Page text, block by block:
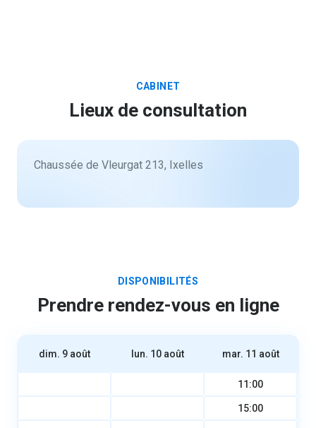
CABINET
Lieux de consultation
Chaussée de Vleurgat 213, Ixelles
DISPONIBILITÉS
Prendre rendez-vous en ligne
dim. 9 août lun. 10 août mar. 11 août
11:00
15:00